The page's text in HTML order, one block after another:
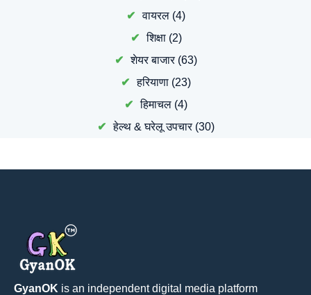
वायरल (4)
शिक्षा(2)
शेयर बाजार(63)
हरियाणा (23)
हिमाचल (4)
हेल्थ & घरेलू उपचार(30)
GyanOK is an independent digital media platform